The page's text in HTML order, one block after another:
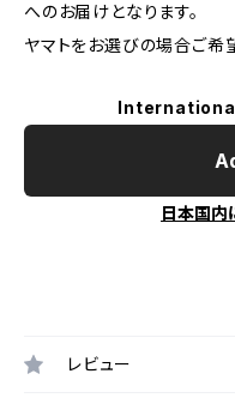
へのお届けとなります。
ヤマトをお選びの場合ご希
日本国内
レビュー